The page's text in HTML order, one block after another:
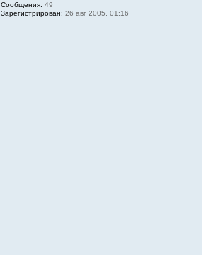
Сообщения: 49
Зарегистрирован: 26 авг 2005, 01:16